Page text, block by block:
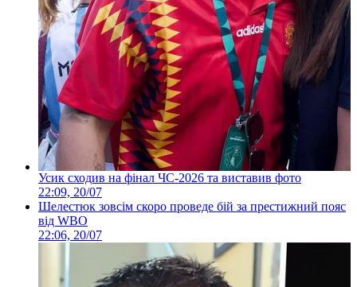
Усик сходив на фінал ЧС-2026 та виставив фото
22:09, 20/07
Шелестюк зовсім скоро проведе бій за престижний пояс
від WBO
22:06, 20/07